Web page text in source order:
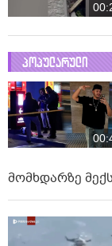
პოპულარული
მომხდარზე